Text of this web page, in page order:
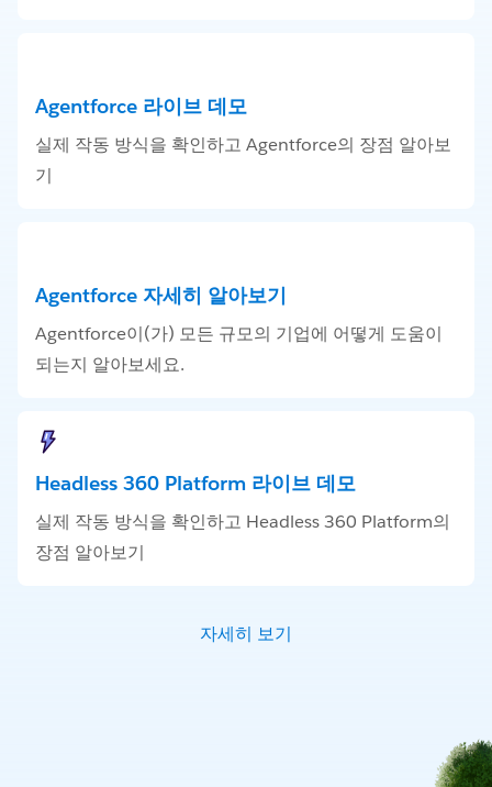
Agentforce 라이브 데모
실제 작동 방식을 확인하고 Agentforce의 장점 알아보
기
Agentforce 자세히 알아보기
Agentforce이(가) 모든 규모의 기업에 어떻게 도움이
되는지 알아보세요.
Headless 360 Platform 라이브 데모
실제 작동 방식을 확인하고 Headless 360 Platform의
장점 알아보기
자세히 보기